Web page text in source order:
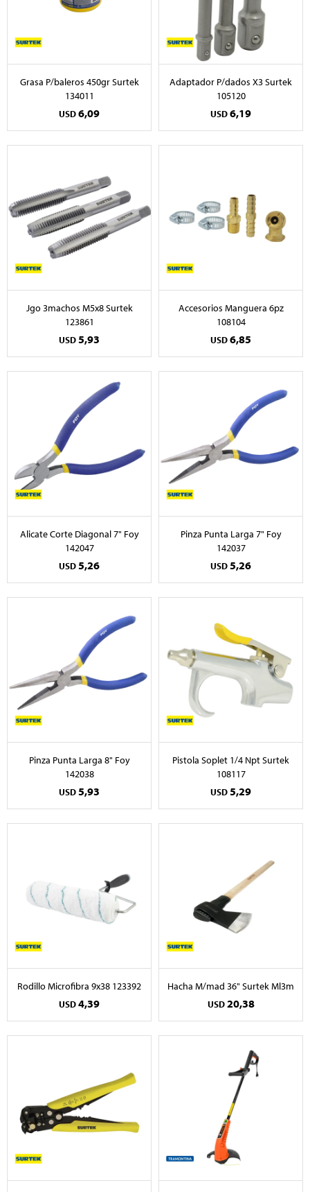
Grasa P/baleros 450gr Surtek
134011
USD6,09
Adaptador P/dados X3 Surtek
105120
USD6,19
Jgo 3machos M5x8 Surtek
123861
USD5,93
Accesorios Manguera 6pz
108104
USD6,85
Alicate Corte Diagonal 7" Foy
142047
USD5,26
Pinza Punta Larga 7" Foy
142037
USD5,26
Pinza Punta Larga 8" Foy
142038
USD5,93
Pistola Soplet 1/4 Npt Surtek
108117
USD5,29
Rodillo Microfibra 9x38 123392
USD4,39
Hacha M/mad 36" Surtek Ml3m
USD 20,38